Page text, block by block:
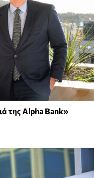
της Alpha Bank»